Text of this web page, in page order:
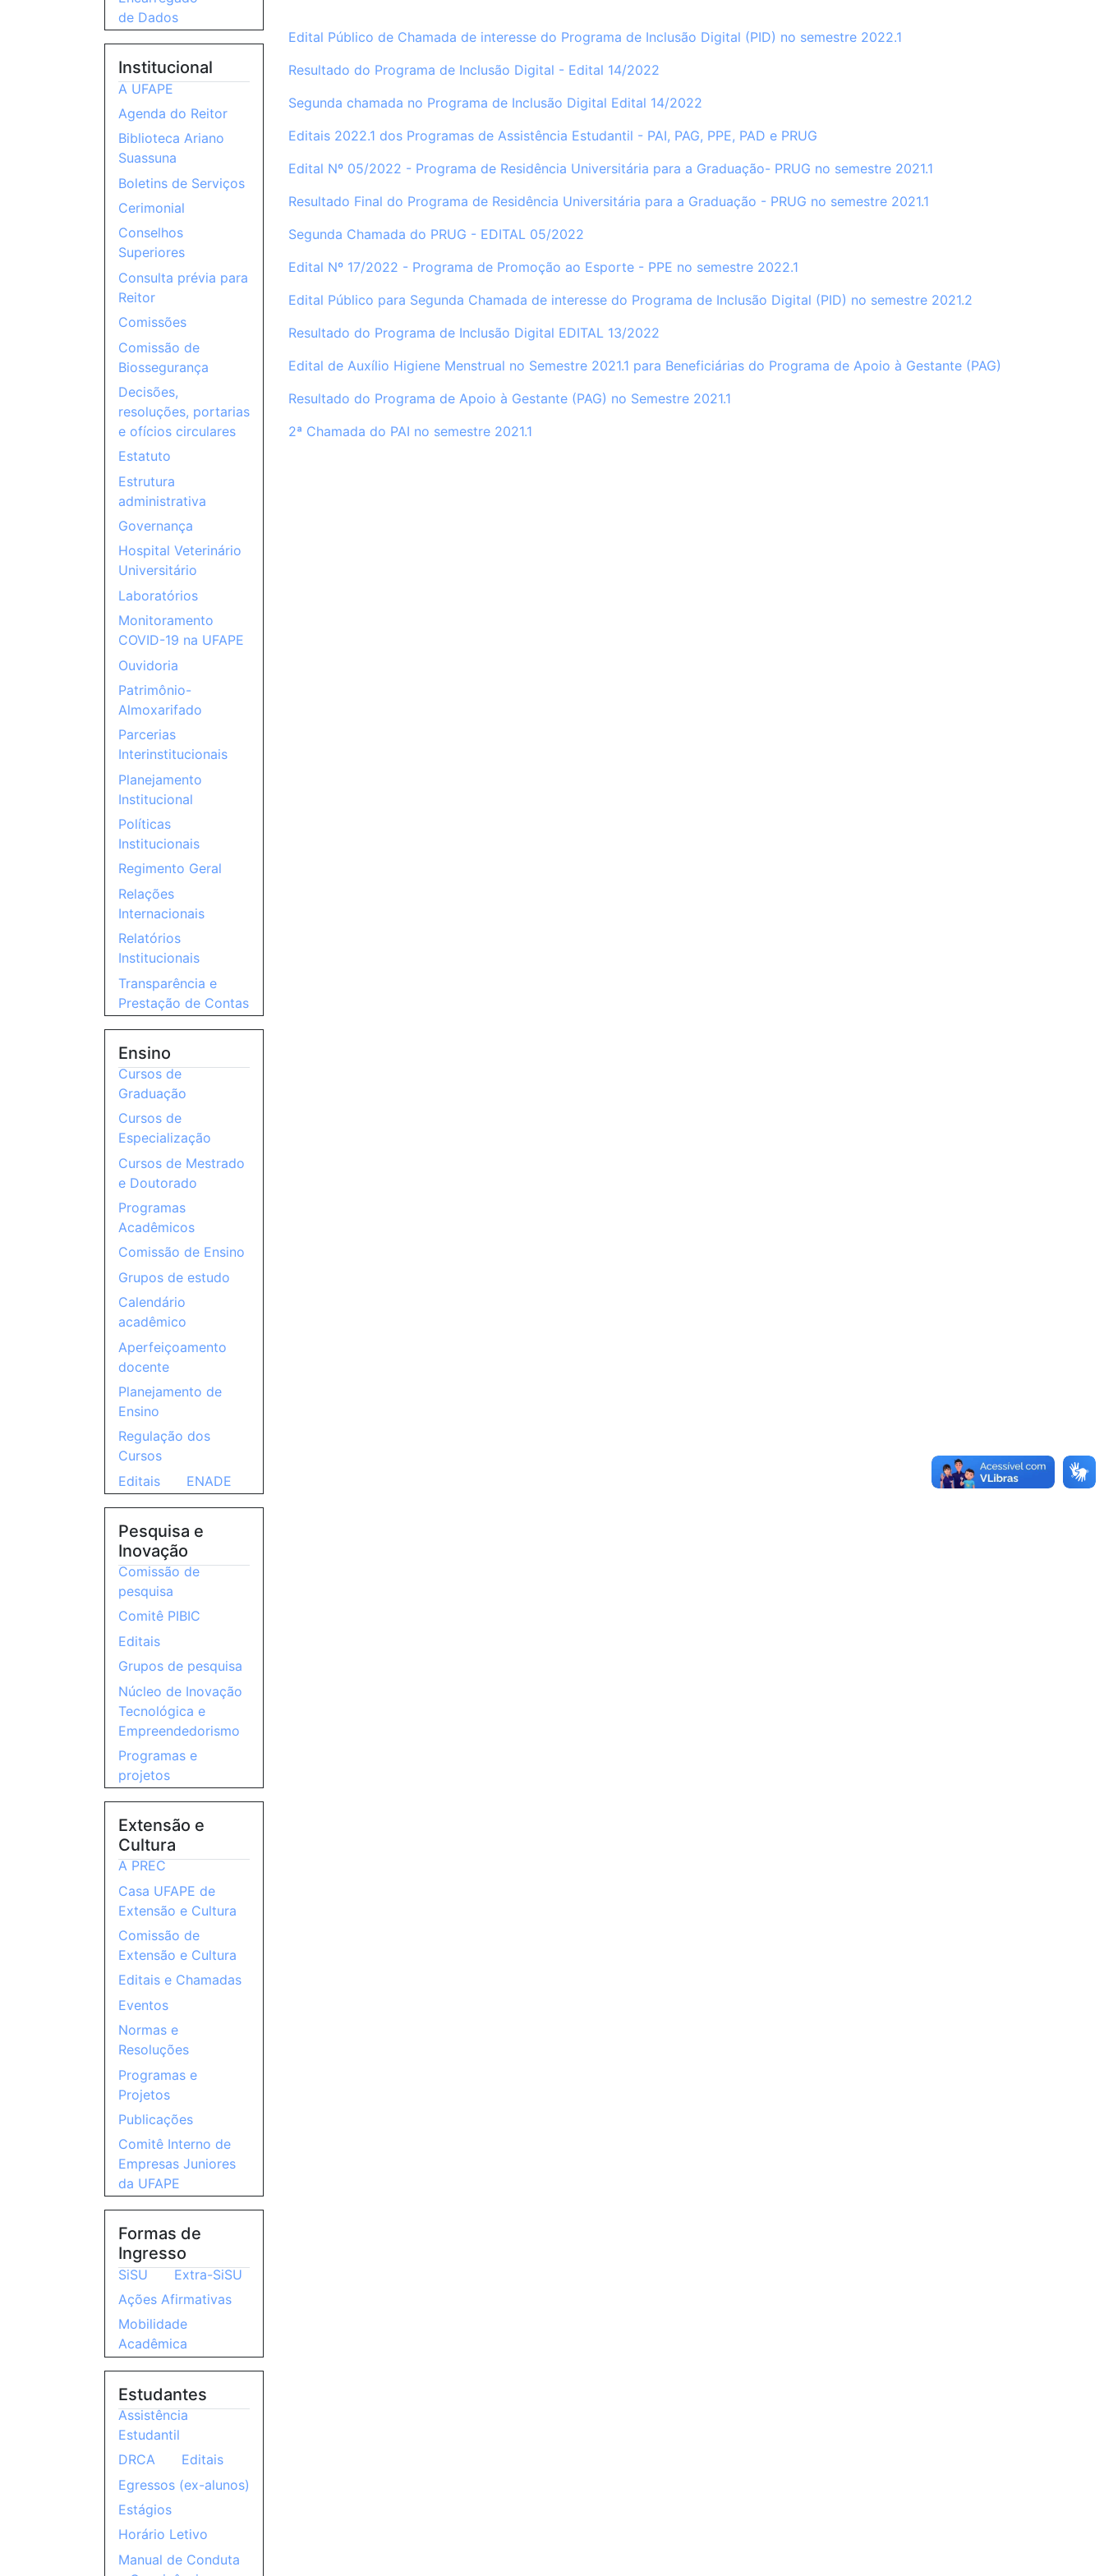
Edital Público de Chamada de interesse do Programa de Inclusão Digital (PID) no semestre 2022.1
Resultado do Programa de Inclusão Digital - Edital 14/2022
Segunda chamada no Programa de Inclusão Digital Edital 14/2022
Editais 2022.1 dos Programas de Assistência Estudantil - PAI, PAG, PPE, PAD e PRUG
Edital Nº 05/2022 - Programa de Residência Universitária para a Graduação- PRUG no semestre 2021.1
Resultado Final do Programa de Residência Universitária para a Graduação - PRUG no semestre 2021.1
Segunda Chamada do PRUG - EDITAL 05/2022
Edital Nº 17/2022 - Programa de Promoção ao Esporte - PPE no semestre 2022.1
Edital Público para Segunda Chamada de interesse do Programa de Inclusão Digital (PID) no semestre 2021.2
Resultado do Programa de Inclusão Digital EDITAL 13/2022
Edital de Auxílio Higiene Menstrual no Semestre 2021.1 para Beneficiárias do Programa de Apoio à Gestante (PAG)
Resultado do Programa de Apoio à Gestante (PAG) no Semestre 2021.1
2ª Chamada do PAI no semestre 2021.1
de Dados
Institucional
A UFAPE
Agenda do Reitor
Biblioteca Ariano
Suassuna
Boletins de Serviços
Cerimonial
Conselhos
Superiores
Consulta prévia para
Reitor
Comissões
Comissão de
Biossegurança
Decisões,
resoluções, portarias
e ofícios circulares
Estatuto
Estrutura
administrativa
Governança
Hospital Veterinário
Universitário
Laboratórios
Monitoramento
COVID-19 na UFAPE
Ouvidoria
Patrimônio-
Almoxarifado
Parcerias
Interinstitucionais
Planejamento
Institucional
Políticas
Institucionais
Regimento Geral
Relações
Internacionais
Relatórios
Institucionais
Transparência e
Prestação de Contas
Ensino
Cursos de
Graduação
Cursos de
Especialização
Cursos de Mestrado
e Doutorado
Programas
Acadêmicos
Comissão de Ensino
Grupos de estudo
Calendário
acadêmico
Aperfeiçoamento
docente
Planejamento de
Ensino
Regulação dos
Cursos
Editais
ENADE
Pesquisa e
Inovação
Comissão de
pesquisa
Comitê PIBIC
Editais
Grupos de pesquisa
Núcleo de Inovação
Tecnológica e
Empreendedorismo
Programas e
projetos
Extensão e
Cultura
A PREC
Casa UFAPE de
Extensão e Cultura
Comissão de
Extensão e Cultura
Editais e Chamadas
Eventos
Normas e
Resoluções
Programas e
Projetos
Publicações
Comitê Interno de
Empresas Juniores
da UFAPE
Formas de
Ingresso
SiSU
Extra-SiSU
Ações Afirmativas
Mobilidade
Acadêmica
Estudantes
Assistência
Estudantil
DRCA
Editais
Egressos (ex-alunos)
Estágios
Horário Letivo
Manual de Conduta